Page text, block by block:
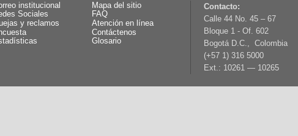
institucional
Mapa del sitio
Sociales
FAQ
y reclamos
Atención en línea
Contáctenos
Glosario
Contacto:
Calle 44 No. 45 – 67
Bloque 1 - Of. 602
Bogotá D.C., Colombia
(+57 1) 316 5000
Ext.: 10261 — 10265